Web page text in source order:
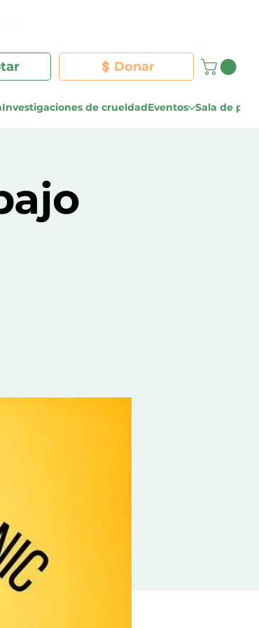
Donar
Investigaciones de crueldadEventos Sala de